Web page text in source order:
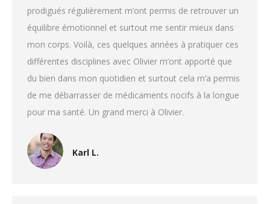
prodigués régulièrement m’ont permis de retrouver un
équilibre émotionnel et surtout me sentir mieux dans
mon corps. Voilà, ces quelques années à pratiquer ces
différentes disciplines avec Olivier m’ont apporté que
du bien dans mon quotidien et surtout cela m’a permis
de me débarrasser de médicaments nocifs à la longue
pour ma santé. Un grand merci à Olivier.
Karl L.